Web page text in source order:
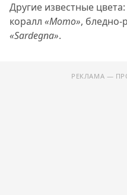
Другие известные
коралл «Momo», бледно-
«Sardegna».
РЕКЛАМА —